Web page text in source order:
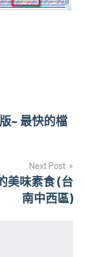
~ 最快的檔
Next Post
美味素食 (台
南中西區)